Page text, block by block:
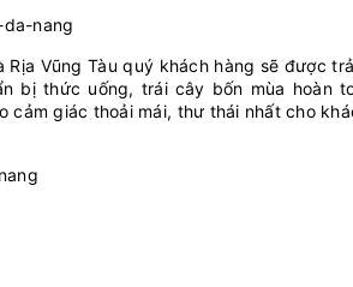
Vũng Tàu quý khách hàng sẽ được
bị thức uống, trái cây bốn mùa hoàn
cảm giác thoải mái, thư thái nhất cho